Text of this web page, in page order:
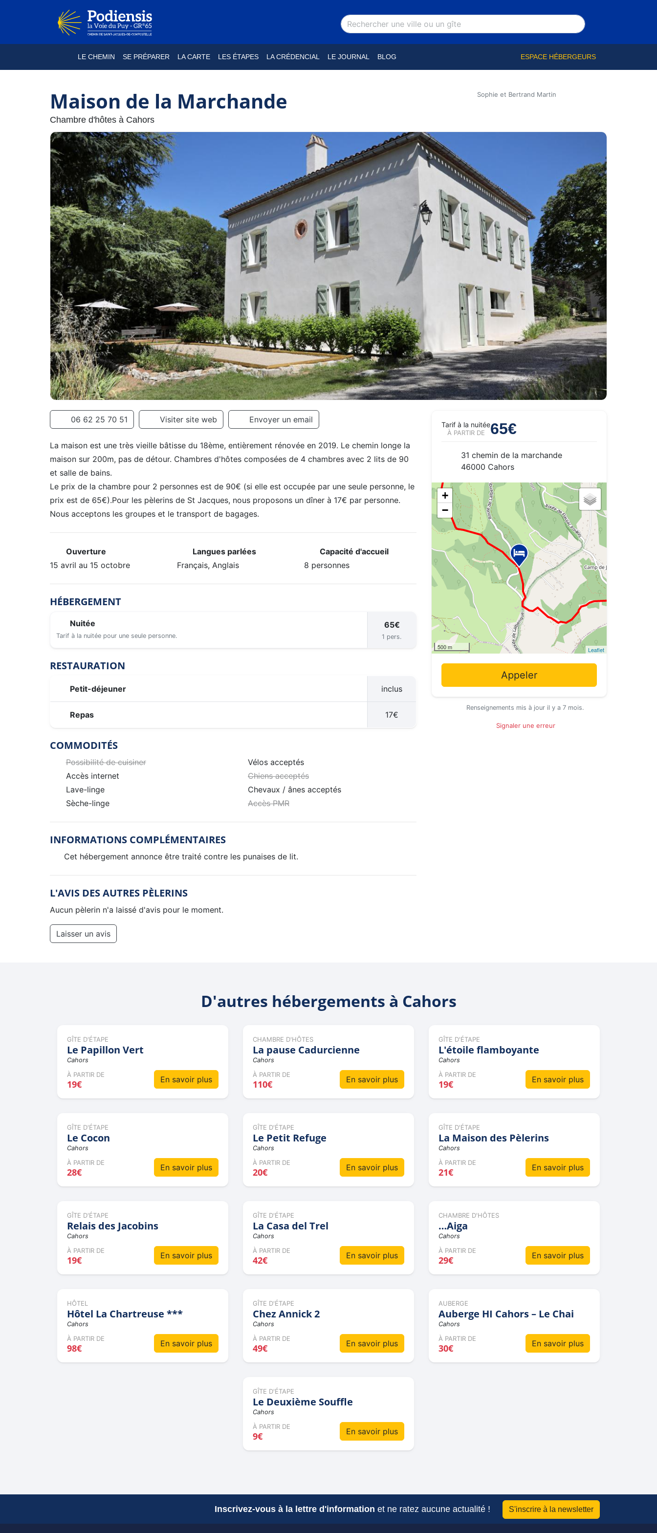
LE CHEMIN SE PRÉPARER LA CARTE LES ÉTAPES LA CRÉDENCIAL LE JOURNAL BLOG ESPACE HÉBERGEURS
Maison de la Marchande
Chambre d'hôtes à Cahors
Sophie et Bertrand Martin
06 62 25 70 51 Visiter site web Envoyer un email
La maison est une très vieille bâtisse du 18ème, entièrement rénovée en 2019. Le chemin longe la
maison sur 200m, pas de détour. Chambres d'hôtes composées de 4 chambres avec 2 lits de 90
et salle de bains.
Le prix de la chambre pour 2 personnes est de 90€ (si elle est occupée par une seule personne, le
prix est de 65€).Pour les pèlerins de St Jacques, nous proposons un dîner à 17€ par personne.
Nous acceptons les groupes et le transport de bagages.
Ouverture
15 avril au 15 octobre
Langues parlées
Français, Anglais
Capacité d'accueil
8 personnes
HÉBERGEMENT
Nuitée
Tarif à la nuitée pour une seule personne.
65€
1 pers.
RESTAURATION
Petit-déjeuner inclus
Repas 17€
COMMODITÉS
Possibilité de cuisiner
Vélos acceptés
Accès internet
Chiens acceptés
Lave-linge
Chevaux / ânes acceptés
Sèche-linge
Accès PMR
INFORMATIONS COMPLÉMENTAIRES
Cet hébergement annonce être traité contre les punaises de lit.
L'AVIS DES AUTRES PÈLERINS
Aucun pèlerin n'a laissé d'avis pour le moment.
Laisser un avis
Tarif à la nuitée
À PARTIR DE 65€
31 chemin de la marchande
46000 Cahors
+
−
500 m Leaflet
Appeler
Renseignements mis à jour il y a 7 mois.
Signaler une erreur
D'autres hébergements à Cahors
GÎTE D'ÉTAPE
Le Papillon Vert
Cahors
À PARTIR DE
19€ En savoir plus
CHAMBRE D'HÔTES
La pause Cadurcienne
Cahors
À PARTIR DE
110€ En savoir plus
GÎTE D'ÉTAPE
L'étoile flamboyante
Cahors
À PARTIR DE
19€ En savoir plus
GÎTE D'ÉTAPE
Le Cocon
Cahors
À PARTIR DE
28€ En savoir plus
GÎTE D'ÉTAPE
Le Petit Refuge
Cahors
À PARTIR DE
20€ En savoir plus
GÎTE D'ÉTAPE
La Maison des Pèlerins
Cahors
À PARTIR DE
21€ En savoir plus
GÎTE D'ÉTAPE
Relais des Jacobins
Cahors
À PARTIR DE
19€ En savoir plus
GÎTE D'ÉTAPE
La Casa del Trel
Cahors
À PARTIR DE
42€ En savoir plus
CHAMBRE D'HÔTES
…Aiga
Cahors
À PARTIR DE
29€ En savoir plus
HÔTEL
Hôtel La Chartreuse ***
Cahors
À PARTIR DE
98€ En savoir plus
GÎTE D'ÉTAPE
Chez Annick 2
Cahors
À PARTIR DE
49€ En savoir plus
AUBERGE
Auberge HI Cahors – Le Chai
Cahors
À PARTIR DE
30€ En savoir plus
GÎTE D'ÉTAPE
Le Deuxième Souffle
Cahors
À PARTIR DE
9€ En savoir plus
Inscrivez-vous à la lettre d'information et ne ratez aucune actualité ! S'inscrire à la newsletter